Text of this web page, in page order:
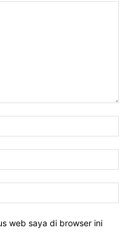
web saya di browser ini